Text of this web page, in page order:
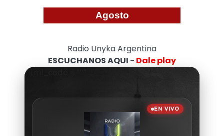
Agosto
Radio Unyka Argentina
ESCUCHANOS AQUI - Dale play